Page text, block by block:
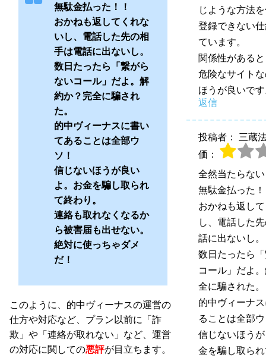
無駄金払った！！
おかねも返してくれな
いし、電話した先の相
手は電話に出ないし。
数日たったら「繋がら
ないコール」だよ。解
約か？完全に騙され
た。
的中ヴィーナスに書い
てあることは全部ウ
ソ！
信じないほうが良い
よ。お金を騙し取られ
て終わり。
連絡も取れなくなるか
ら被害届も出せない。
絶対に使っちゃダメ
だ！
このように、的中ヴィーナスの運営の
仕方や対応など、プラン以前に「詐
欺」や「連絡が取れない」など、運営
の対応に関しての悪評が目立ちます。
じような方法
登録できない
ています。
関係性がある
危険なサイト
ほうが良いで
返信
投稿者： 三蔵
価：
全然当たらな
無駄金払った
おかねも返し
し、電話した
話に出ないし。
数日たったら
コール」だよ
全に騙された。
的中ヴィーナ
ることは全部
信じないほう
金を騙し取ら